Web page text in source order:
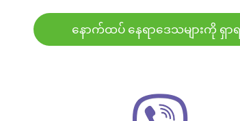
နောက်ထပ် နေရာဒေသများကို ရှာ